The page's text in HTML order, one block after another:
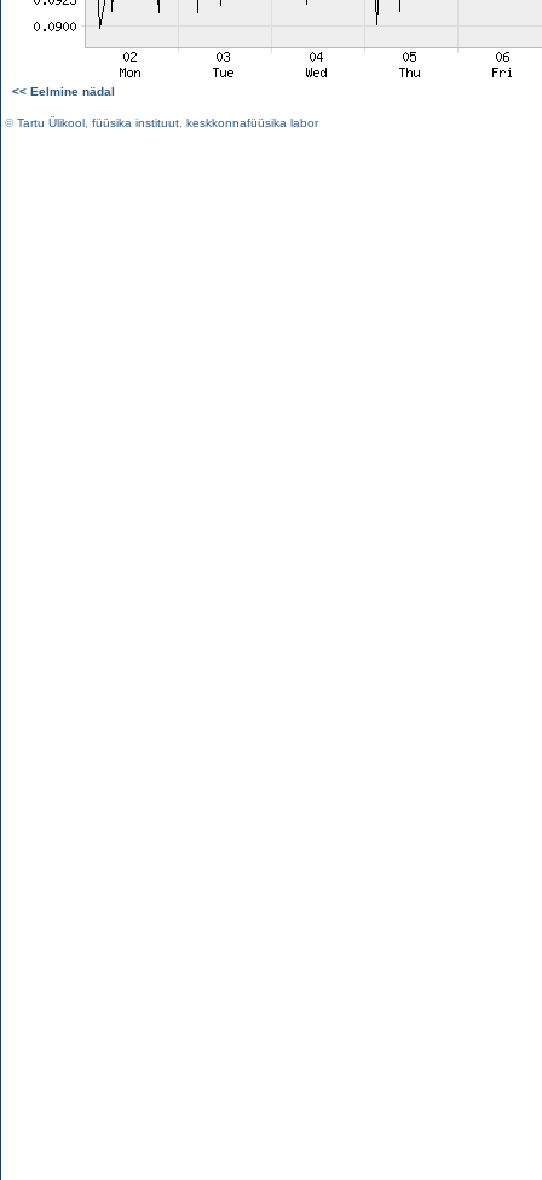
<< Eelmine nädal
©Tartu Ülikool füüsika instituut keskkonnafüüsika labor